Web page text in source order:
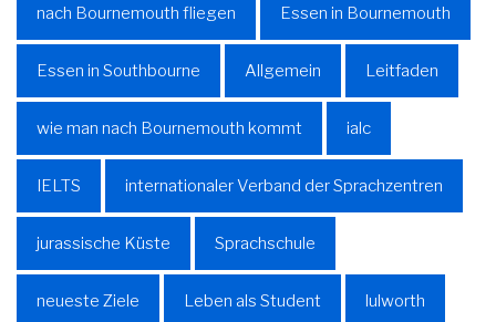
nach Bournemouth fliegen Essen in Bournemouth
Essen in Southbourne Allgemein Leitfaden
wie man nach Bournemouth kommt ialc
IELTS internationaler Verband der Sprachzentren
jurassische Küste Sprachschule
neueste Ziele Leben als Student lulworth